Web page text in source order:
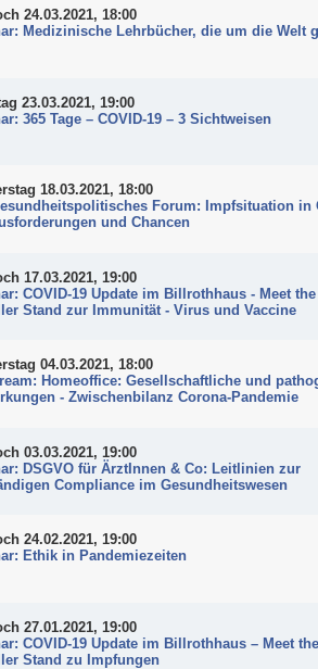
24.03.2021, 18:00
Medizinische Lehrbücher, die um die Welt
23.03.2021, 19:00
365 Tage – COVID-19 – 3 Sichtweisen
18.03.2021, 18:00
Forum: Impfsituation in
und Chancen
17.03.2021, 19:00
COVID-19 Update im Billrothhaus - Meet
Stand zur Immunität - Virus und Vaccine
04.03.2021, 18:00
Homeoffice: Gesellschaftliche und
- Zwischenbilanz Corona-Pandemie
03.03.2021, 19:00
DSGVO für ÄrztInnen & Co: Leitlinien zur
Compliance im Gesundheitswesen
24.02.2021, 19:00
Ethik in Pandemiezeiten
27.01.2021, 19:00
COVID-19 Update im Billrothhaus – Meet
Stand zu Impfungen